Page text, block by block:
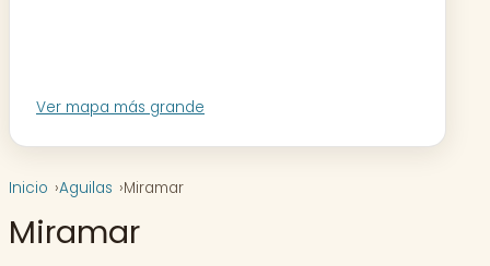
Ver mapa más grande
Inicio Aguilas Miramar
Miramar